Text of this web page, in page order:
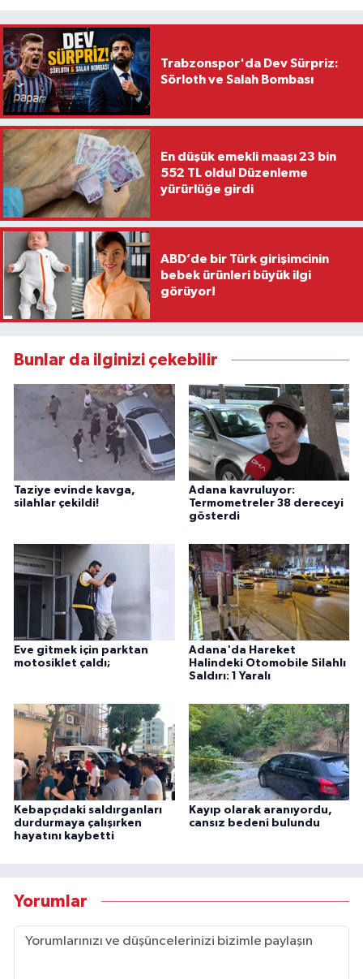
Trabzonspor'da Dev Sürpriz:
Sörloth ve Salah Bombası
En düşük emekli maaşı 23 bin
552 TL oldu! Düzenleme
yürürlüğe girdi
ABD’de bir Türk girişimcinin
bebek ürünleri büyük ilgi
görüyor!
Bunlar da ilginizi çekebilir
Taziye evinde kavga,
silahlar çekildi!
Adana kavruluyor:
Termometreler 38 dereceyi
gösterdi
Eve gitmek için parktan
motosiklet çaldı;
Adana'da Hareket
Halindeki Otomobile Silahlı
Saldırı: 1 Yaralı
Kebapçıdaki saldırganları
durdurmaya çalışırken
hayatını kaybetti
Kayıp olarak aranıyordu,
cansız bedeni bulundu
Yorumlar